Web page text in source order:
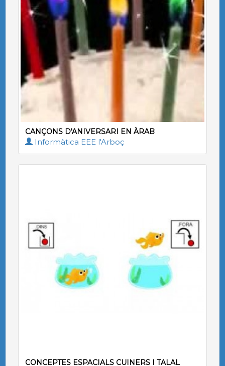
CANÇONS D'ANIVERSARI EN ÀRAB
Informàtica EEE l'Arboç
CONCEPTES ESPACIALS CUINERS I TALAL